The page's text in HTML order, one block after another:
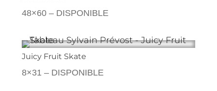
48×60 – DISPONIBLE
Juicy Fruit Skate
8×31 – DISPONIBLE